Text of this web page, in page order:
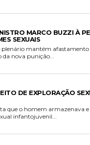
MARCO BUZZI À
SEXUAIS
plenário mantém
nova punição...
DE EXPLORAÇÃO
que o homem armazenava
infantojuvenil...